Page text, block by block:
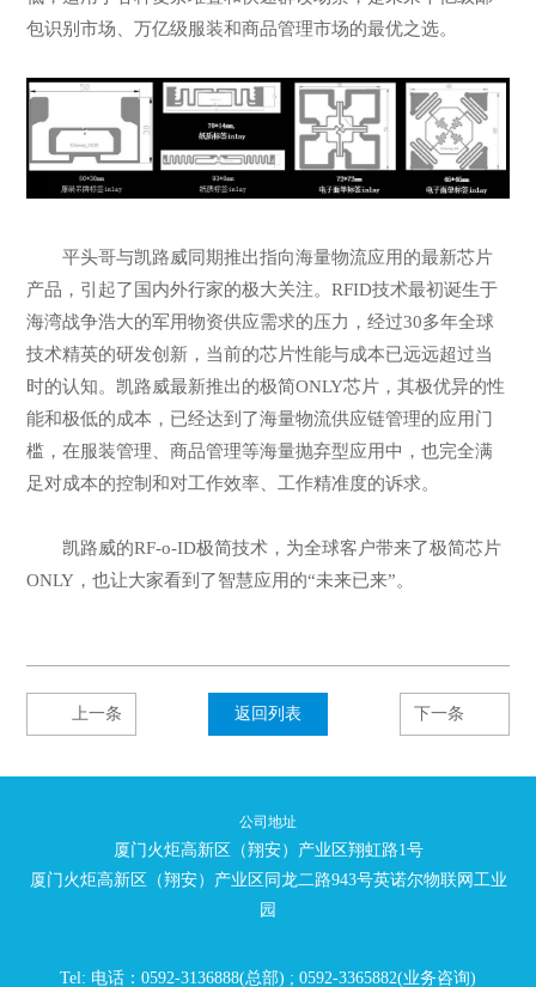
包识别市场、万亿级服装和商品管理市场的最优之选。
平头哥与凯路威同期推出指向海量物流应用的最新芯片
产品，引起了国内外行家的极大关注。RFID技术最初诞生于
海湾战争浩大的军用物资供应需求的压力，经过30多年全球
技术精英的研发创新，当前的芯片性能与成本已远远超过当
时的认知。凯路威最新推出的极简ONLY芯片，其极优异的性
能和极低的成本，已经达到了海量物流供应链管理的应用门
槛，在服装管理、商品管理等海量抛弃型应用中，也完全满
足对成本的控制和对工作效率、工作精准度的诉求。
凯路威的RF-o-ID极简技术，为全球客户带来了极简芯片
ONLY，也让大家看到了智慧应用的“未来已来”。
上一条 返回列表 下一条
公司地址
厦门火炬高新区（翔安）产业区翔虹路1号
厦门火炬高新区（翔安）产业区同龙二路943号英诺尔物联网工业
园
Tel: 电话：0592-3136888(总部) ; 0592-3365882(业务咨询)